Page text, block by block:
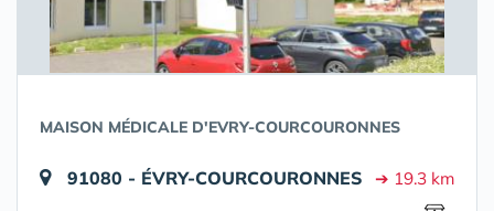
MAISON MÉDICALE D'EVRY-COURCOURONNES
91080 - ÉVRY-COURCOURONNES ➔ 19.3 km